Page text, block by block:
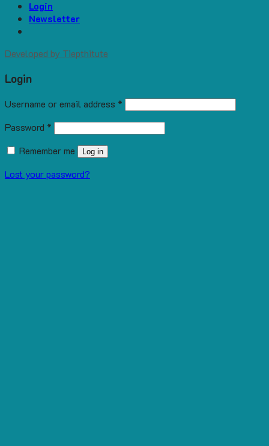
Login
Newsletter
Developed by Tiepthitute
Login
Username or email address *
Password *
Remember me
Log in
Lost your password?